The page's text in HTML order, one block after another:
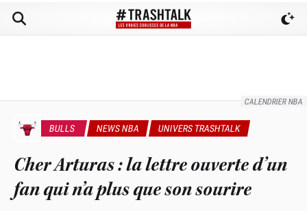
CALENDRIER NBA
BULLS NEWS NBA UNIVERS TRASHTALK
Cher Arturas : la lettre ouverte d’un
fan qui n’a plus que son sourire